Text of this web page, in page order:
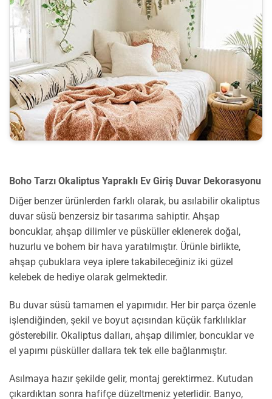
Boho Tarzı Okaliptus Yapraklı Ev Giriş Duvar Dekorasyonu
Diğer benzer ürünlerden farklı olarak, bu asılabilir okaliptus
duvar süsü benzersiz bir tasarıma sahiptir. Ahşap
boncuklar, ahşap dilimler ve püsküller eklenerek doğal,
huzurlu ve bohem bir hava yaratılmıştır. Ürünle birlikte,
ahşap çubuklara veya iplere takabileceğiniz iki güzel
kelebek de hediye olarak gelmektedir.
Bu duvar süsü tamamen el yapımıdır. Her bir parça özenle
işlendiğinden, şekil ve boyut açısından küçük farklılıklar
gösterebilir. Okaliptus dalları, ahşap dilimler, boncuklar ve
el yapımı püsküller dallara tek tek elle bağlanmıştır.
Asılmaya hazır şekilde gelir, montaj gerektirmez. Kutudan
çıkardıktan sonra hafifçe düzeltmeniz yeterlidir. Banyo,